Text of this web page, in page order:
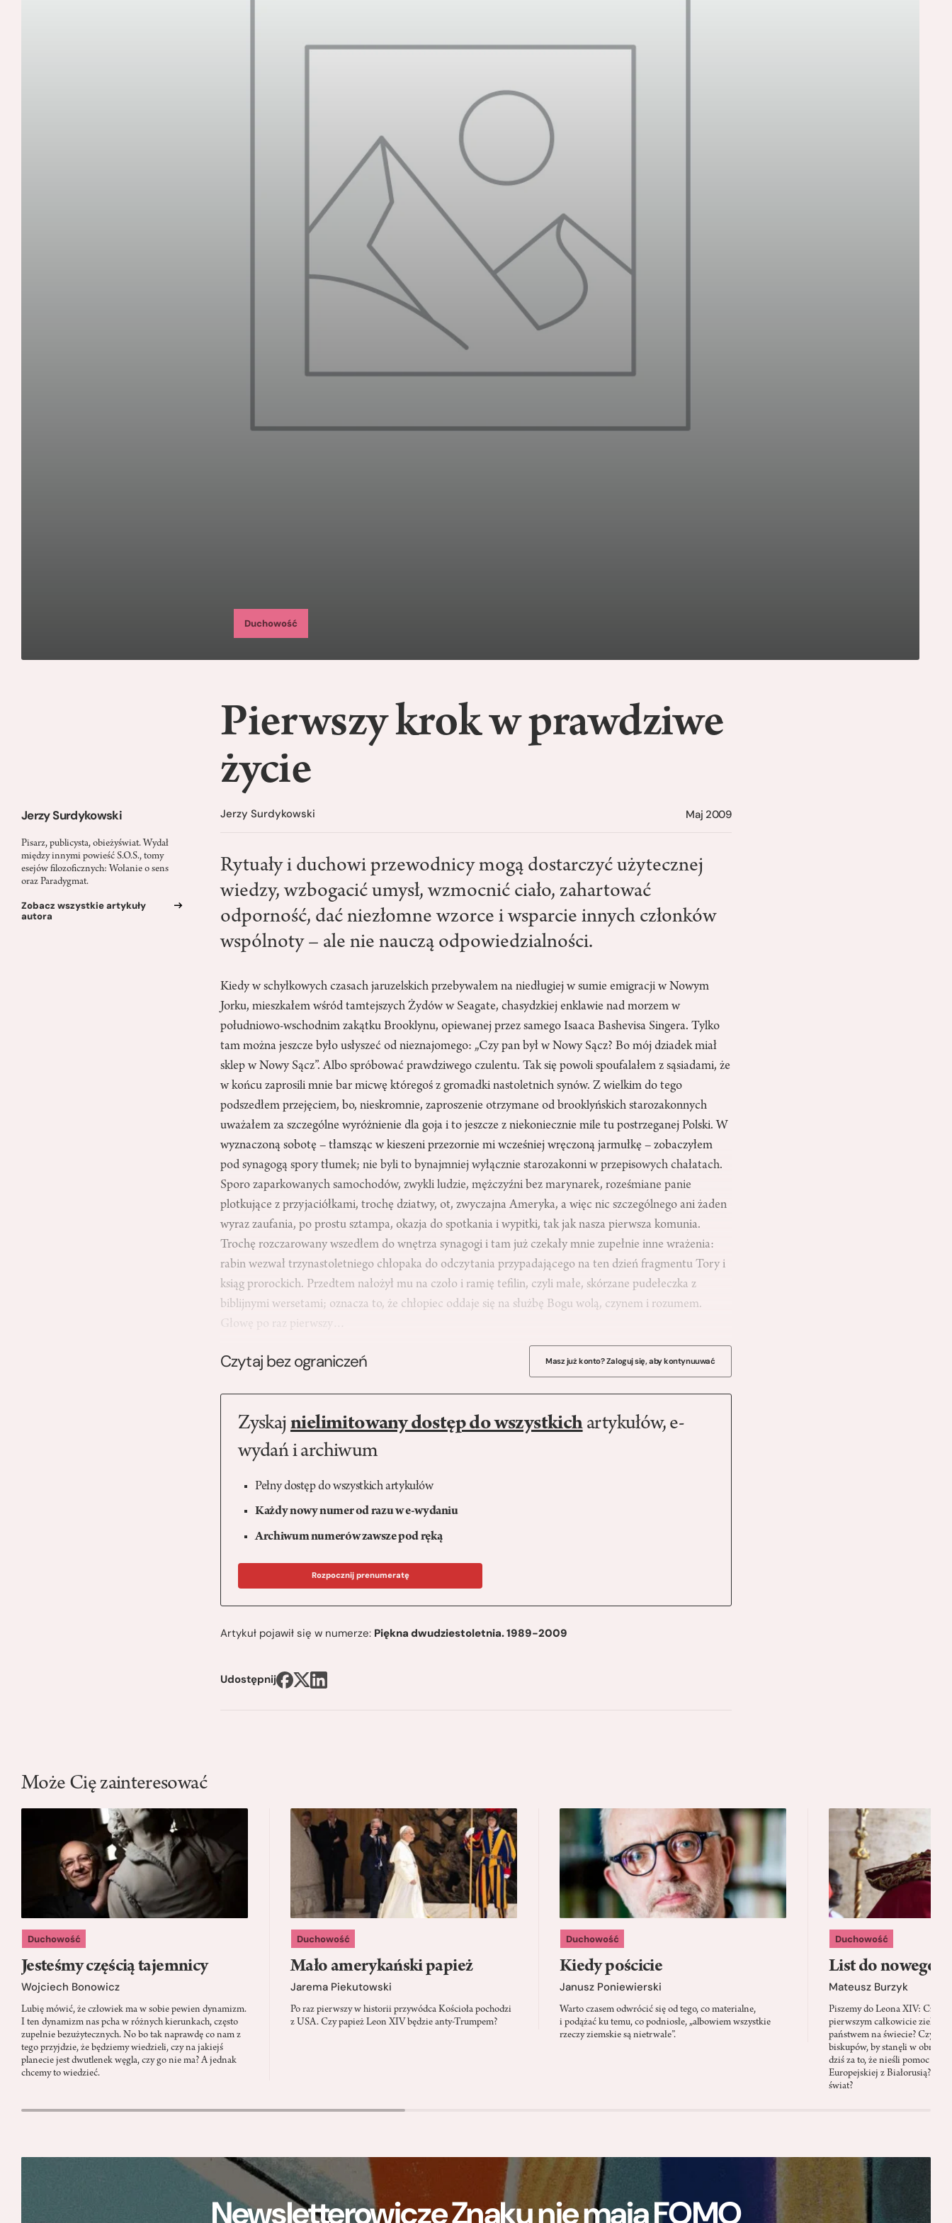
Duchowość
Jerzy Surdykowski
Pisarz, publicysta, obieżyświat. Wydał
między innymi powieść S.O.S., tomy
esejów filozoficznych: Wołanie o sens
oraz Paradygmat.
Zobacz wszystkie artykuły
autora
Pierwszy krok w prawdziwe
życie
Jerzy Surdykowski Maj 2009
Rytuały i duchowi przewodnicy mogą dostarczyć użytecznej
wiedzy, wzbogacić umysł, wzmocnić ciało, zahartować
odporność, dać niezłomne wzorce i wsparcie innych członków
wspólnoty – ale nie nauczą odpowiedzialności.
Kiedy w schyłkowych czasach jaruzelskich przebywałem na niedługiej w sumie emigracji w Nowym
Jorku, mieszkałem wśród tamtejszych Żydów w Seagate, chasydzkiej enklawie nad morzem w
południowo-wschodnim zakątku Brooklynu, opiewanej przez samego Isaaca Bashevisa Singera. Tylko
tam można jeszcze było usłyszeć od nieznajomego: „Czy pan był w Nowy Sącz? Bo mój dziadek miał
sklep w Nowy Sącz”. Albo spróbować prawdziwego czulentu. Tak się powoli spoufalałem z sąsiadami, że
w końcu zaprosili mnie bar micwę któregoś z gromadki nastoletnich synów. Z wielkim do tego
podszedłem przejęciem, bo, nieskromnie, zaproszenie otrzymane od brooklyńskich starozakonnych
uważałem za szczególne wyróżnienie dla goja i to jeszcze z niekoniecznie mile tu postrzeganej Polski. W
wyznaczoną sobotę – tłamsząc w kieszeni przezornie mi wcześniej wręczoną jarmułkę – zobaczyłem
pod synagogą spory tłumek; nie byli to bynajmniej wyłącznie starozakonni w przepisowych chałatach.
Sporo zaparkowanych samochodów, zwykli ludzie, mężczyźni bez marynarek, roześmiane panie
plotkujące z przyjaciółkami, trochę dziatwy, ot, zwyczajna Ameryka, a więc nic szczególnego ani żaden
wyraz zaufania, po prostu sztampa, okazja do spotkania i wypitki, tak jak nasza pierwsza komunia.
Trochę rozczarowany wszedłem do wnętrza synagogi i tam już czekały mnie zupełnie inne wrażenia:
rabin wezwał trzynastoletniego chłopaka do odczytania przypadającego na ten dzień fragmentu Tory i
ksiąg prorockich. Przedtem nałożył mu na czoło i ramię tefilin, czyli małe, skórzane pudełeczka z
biblijnymi wersetami; oznacza to, że chłopiec oddaje się na służbę Bogu wolą, czynem i rozumem.
Głowę po raz pierwszy…
Czytaj bez ograniczeń Masz już konto? Zaloguj się, aby kontynuuwać
Zyskaj nielimitowany dostęp do wszystkichartykułów, e-
wydań i archiwum
Pełny dostęp do wszystkich artykułów
Każdy nowy numer od razu w e-wydaniu
Archiwum numerów zawsze pod ręką
Rozpocznij prenumeratę
Artykuł pojawił się w numerze: Piękna dwudziestoletnia. 1989-2009
Udostępnij
Może Cię zainteresować
Duchowość
Jesteśmy częścią tajemnicy
Wojciech Bonowicz
Lubię mówić, że człowiek ma w sobie pewien dynamizm.
I ten dynamizm nas pcha w różnych kierunkach, często
zupełnie bezużytecznych. No bo tak naprawdę co nam z
tego przyjdzie, że będziemy wiedzieli, czy na jakiejś
planecie jest dwutlenek węgla, czy go nie ma? A jednak
chcemy to wiedzieć.
Duchowość
Mało amerykański papież
Jarema Piekutowski
Po raz pierwszy w historii przywódca Kościoła pochodzi
z USA. Czy papież Leon XIV będzie anty-Trumpem?
Duchowość
Kiedy pościcie
Janusz Poniewierski
Warto czasem odwrócić się od tego, co materialne,
i podążać ku temu, co podniosłe, „albowiem wszystkie
rzeczy ziemskie są nietrwałe”.
Duchowość
List do nowego
Mateusz Burzyk
Piszemy do Leona XIV: Czy
pierwszym całkowicie
państwem na świecie? Czy
biskupów, by stanęli w
dziś za to, że nieśli pomoc
Europejskiej z Białorusią? Czy
świat?
Newsletterowicze Znaku nie mają FOMO